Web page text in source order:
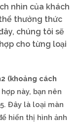
nhìn của khách
thưởng thức
chúng tôi sẽ
cho từng loại
(khoảng cách
này, bạn nên
Đây là loại màn
hiển thị hình ảnh